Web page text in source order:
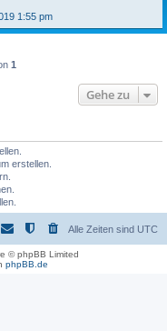
1:55 pm
1
Gehe zu
erstellen.
Alle Zeiten sind UTC
© phpBB Limited
phpBB.de